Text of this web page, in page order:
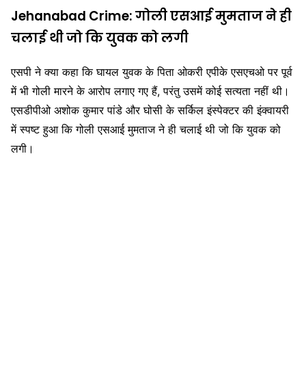
Jehanabad Crime: गोली एसआई मुमताज ने ही
चलाई थी जो कि युवक को लगी
एसपी ने क्या कहा कि घायल युवक के पिता ओकरी एपीके एसएचओ पर पूर्व
में भी गोली मारने के आरोप लगाए गए हैं, परंतु उसमें कोई सत्यता नहीं थी।
एसडीपीओ अशोक कुमार पांडे और घोसी के सर्किल इंस्पेक्टर की इंक्वायरी
में स्पष्ट हुआ कि गोली एसआई मुमताज ने ही चलाई थी जो कि युवक को
लगी।